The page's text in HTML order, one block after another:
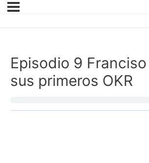
Episodio 9
sus primeros OKR